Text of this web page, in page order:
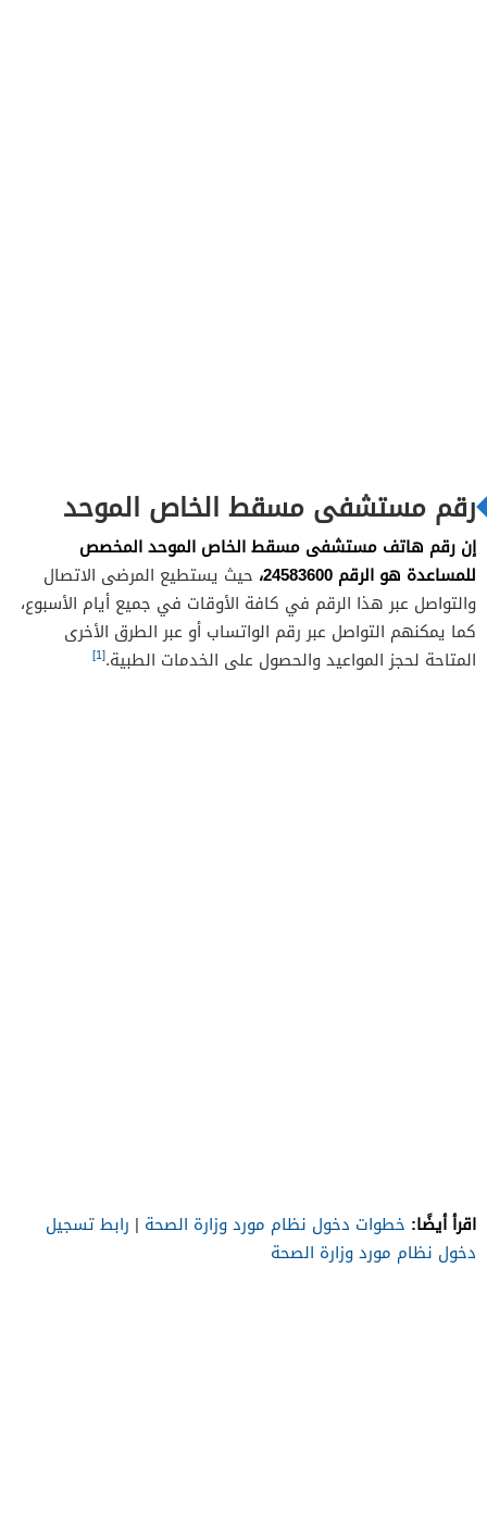
رقم مستشفى مسقط الخاص الموحد
إن رقم هاتف مستشفى مسقط الخاص الموحد المخصص
للمساعدة هو الرقم 24583600،
حيث يستطيع المرضى الاتصال
والتواصل عبر هذا الرقم في كافة الأوقات في جميع أيام الأسبوع،
كما يمكنهم التواصل عبر رقم الواتساب أو عبر الطرق الأخرى
المتاحة لحجز المواعيد والحصول على الخدمات الطبية.[1]
اقرأ أيضًا: خطوات دخول نظام مورد وزارة الصحة | رابط تسجيل
دخول نظام مورد وزارة الصحة